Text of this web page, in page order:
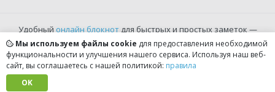
Удобный онлайн блокнотдля быстрых и простых заметок —
бесплатно и доступно прямо из браузера.
Мы используем файлы cookie для предоставления необходимой
функциональности и улучшения нашего сервиса. Используя наш веб-
сайт, вы соглашаетесь с нашей политикой: правила
OK